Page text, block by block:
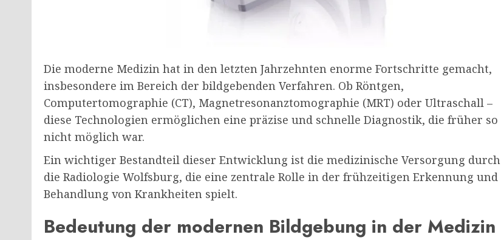
Die moderne Medizin hat in den letzten Jahrzehnten enorme Fortschritte gemacht,
insbesondere im Bereich der bildgebenden Verfahren. Ob Röntgen,
Computertomographie (CT), Magnetresonanztomographie (MRT) oder Ultraschall –
diese Technologien ermöglichen eine präzise und schnelle Diagnostik, die früher so
nicht möglich war.
Ein wichtiger Bestandteil dieser Entwicklung ist die medizinische Versorgung durch
die Radiologie Wolfsburg, die eine zentrale Rolle in der frühzeitigen Erkennung und
Behandlung von Krankheiten spielt.
Bedeutung der modernen Bildgebung in der Medizin